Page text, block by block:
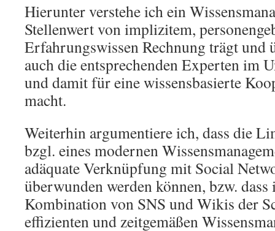
Hierunter verstehe ich ein
Stellenwert von implizitem,
Erfahrungswissen Rechnung trägt und
auch die entsprechenden Experten im
und damit für eine wissensbasierte
macht.
Weiterhin argumentiere ich, dass die
bzgl. eines modernen
adäquate Verknüpfung mit Social
überwunden werden können, bzw.
Kombination von SNS und Wikis der
effizienten und zeitgemäßen